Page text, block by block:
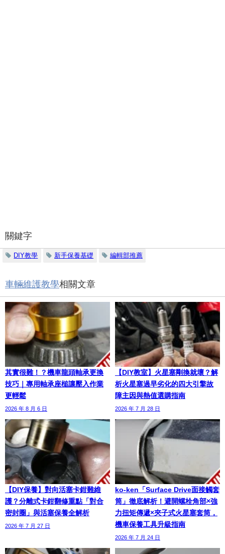
關鍵字
DIY教學 新手保養基礎 編輯部推薦
車輛維護教學相關文章
其實很難！？機車龍頭軸承更換
技巧｜專用軸承座槌讓壓入作業
更輕鬆
2026 年 8 月 6 日
【DIY教室】火星塞剛換就壞？解
析火星塞過早劣化的四大引擎故
障主因與熱值選購指南
2026 年 7 月 28 日
【DIY保養】對向活塞卡鉗難維
護？分離式卡鉗翻修重點「對合
密封圈」與活塞保養全解析
2026 年 7 月 27 日
ko-ken「Surface Drive面接觸套
筒」徹底解析！避開螺栓角部×強
力扭矩傳遞×夾子式火星塞套筒，
機車保養工具升級指南
2026 年 7 月 24 日